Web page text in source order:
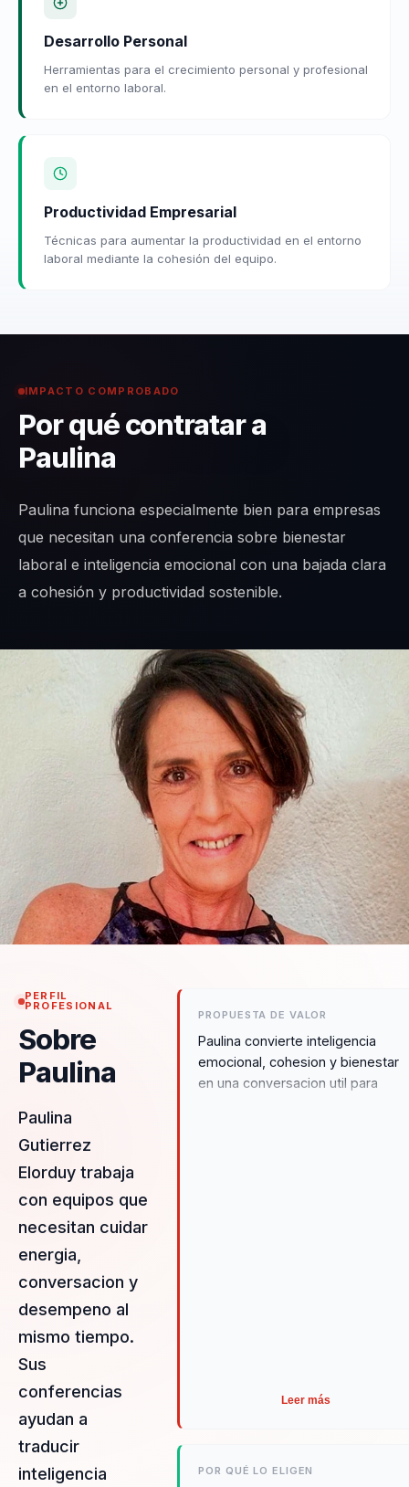
Desarrollo Personal
Herramientas para el crecimiento personal y profesional
en el entorno laboral.
Productividad Empresarial
Técnicas para aumentar la productividad en el entorno
laboral mediante la cohesión del equipo.
IMPACTO COMPROBADO
Por qué contratar a
Paulina
Paulina funciona especialmente bien para empresas
que necesitan una conferencia sobre bienestar
laboral e inteligencia emocional con una bajada clara
a cohesión y productividad sostenible.
PERFIL
PROFESIONAL
Sobre
Paulina
Paulina
Gutierrez
Elorduy trabaja
con equipos que
necesitan cuidar
energia,
conversacion y
desempeno al
mismo tiempo.
Sus
conferencias
ayudan a
traducir
inteligencia
PROPUESTA DE VALOR
Paulina convierte inteligencia
emocional, cohesion y bienestar
en una conversacion util para
Leer más
POR QUÉ LO ELIGEN